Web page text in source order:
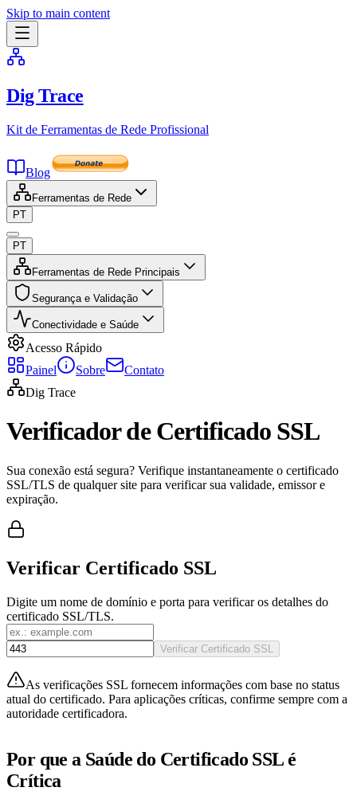
Skip to main content
Dig Trace
Kit de Ferramentas de Rede Profissional
Blog
Ferramentas de Rede
PT
PT
Ferramentas de Rede Principais
Segurança e Validação
Conectividade e Saúde
Acesso Rápido
Painel
Sobre
Contato
Dig Trace
Verificador de Certificado SSL
Sua conexão está segura? Verifique instantaneamente o certificado
SSL/TLS de qualquer site para verificar sua validade, emissor e
expiração.
Verificar Certificado SSL
Digite um nome de domínio e porta para verificar os detalhes do
certificado SSL/TLS.
Verificar Certificado SSL
As verificações SSL fornecem informações com base no status
atual do certificado. Para aplicações críticas, confirme sempre com a
autoridade certificadora.
Por que a Saúde do Certificado SSL é
Crítica